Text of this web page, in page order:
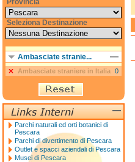
Provincia
Seleziona Destinazione
Ambasciate stranie...
Ambasciate straniere in Italia 0
Parchi naturali ed orti botanici di
Pescara
Parchi di divertimento di Pescara
Outlet e spacci aziendali di Pescara
Musei di Pescara